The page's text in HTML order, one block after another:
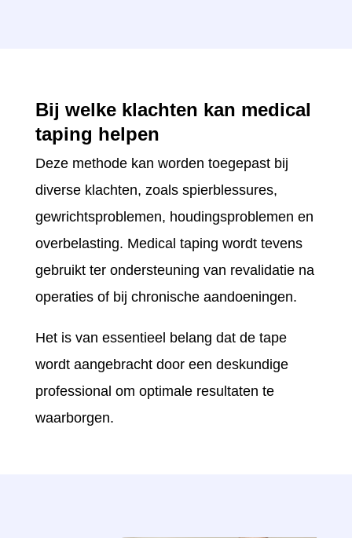
Bij welke klachten kan medical
taping helpen
Deze methode kan worden toegepast bij
diverse klachten, zoals spierblessures,
gewrichtsproblemen, houdingsproblemen en
overbelasting. Medical taping wordt tevens
gebruikt ter ondersteuning van revalidatie na
operaties of bij chronische aandoeningen.
Het is van essentieel belang dat de tape
wordt aangebracht door een deskundige
professional om optimale resultaten te
waarborgen.